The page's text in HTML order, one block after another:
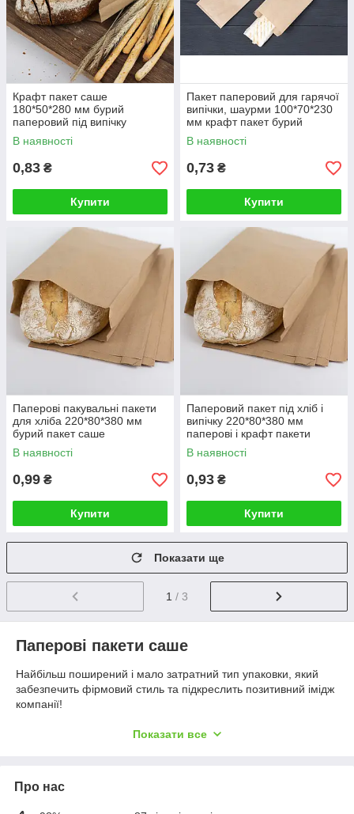
Крафт пакет саше
180*50*280 мм бурий
паперовий під випічку
В наявності
0,83 ₴
Купити
Пакет паперовий для гарячої
випічки, шаурми 100*70*230
мм крафт пакет бурий
В наявності
0,73 ₴
Купити
Паперові пакувальні пакети
для хліба 220*80*380 мм
бурий пакет саше
В наявності
0,99 ₴
Купити
Паперовий пакет під хліб і
випічку 220*80*380 мм
паперові і крафт пакети
В наявності
0,93 ₴
Купити
Показати ще
1 / 3
Паперові пакети саше
Найбільш поширений і мало затратний тип упаковки, який
забезпечить фірмовий стиль та підкреслить позитивний імідж
компанії!
г/м2. Використовумо крафт білого та бурого кольору.
фастфуду, для фасування чаю і кави, сухофруктів і спецій,
Показати все
Про нас